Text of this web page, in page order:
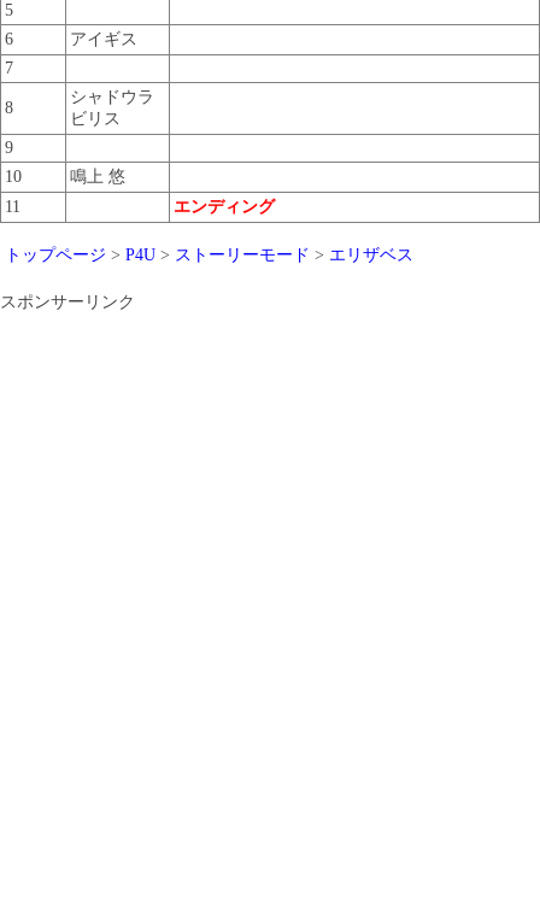
5
6
アイギス
7
8
シャドウラ
ビリス
9
10
鳴上 悠
11
エンディング
トップページ > P4U > ストーリーモード > エリザベス
スポンサーリンク